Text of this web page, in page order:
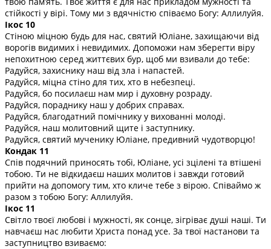
стійкості у вірі. Тому ми з вдячністю співаємо Богу: Аллилуйя.
Ікос 10
Стіною міцною будь для нас, святий Юліане, захищаючи від
ворогів видимих і невидимих. Допоможи нам зберегти віру
непохитною серед життєвих бур, щоб ми взивали до тебе:
Радуйся, захиснику наш від зла і напастей.
Радуйся, міцна стіно для тих, хто в небезпеці.
Радуйся, бо посилаєш нам мир і духовну розраду.
Радуйся, пораднику наш у добрих справах.
Радуйся, благодатний помічнику у вихованні молоді.
Радуйся, наш молитовний щите і заступнику.
Радуйся, святий мученику Юліане, предивний чудотворцю!
Кондак 11
Спів подячний приносять тобі, Юліане, усі зцілені та втішені
тобою. Ти не відкидаєш наших молитов і завжди готовий
прийти на допомогу тим, хто кличе тебе з вірою. Співаймо ж
разом з тобою Богу: Аллилуйя.
Ікос 11
Світло твоєї любові і мужності, як сонце, зігріває душі наші. Ти
навчаєш нас любити Христа понад усе. За твої настанови та
заступництво взиваємо: